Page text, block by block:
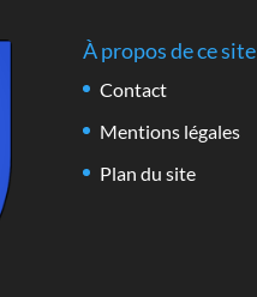
À propos de ce site
Contact
Mentions légales
Plan du site